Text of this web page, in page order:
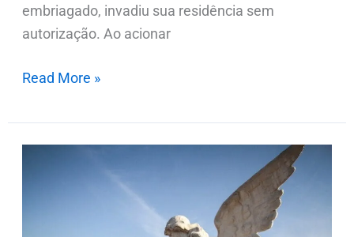
embriagado, invadiu sua residência sem
autorização. Ao acionar
Read More »